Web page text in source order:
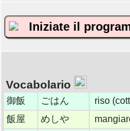
Iniziate il
Vocabolario
御飯 ごはん
riso
飯屋
めしや